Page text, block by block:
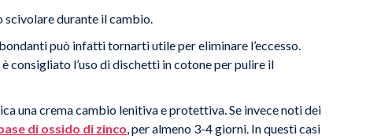
scivolare durante il cambio.
può infatti tornarti utile per eliminare l’eccesso.
consigliato l’uso di dischetti in cotone per pulire il
una crema cambio lenitiva e protettiva. Se invece noti dei
di ossido di zinco, per almeno 3-4 giorni. In questi casi